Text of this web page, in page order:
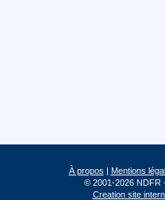
À propos | Mentions
© 2001-2026 NDFR
Creation site